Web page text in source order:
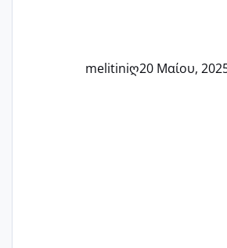
melitiniღ20 Μαίου,